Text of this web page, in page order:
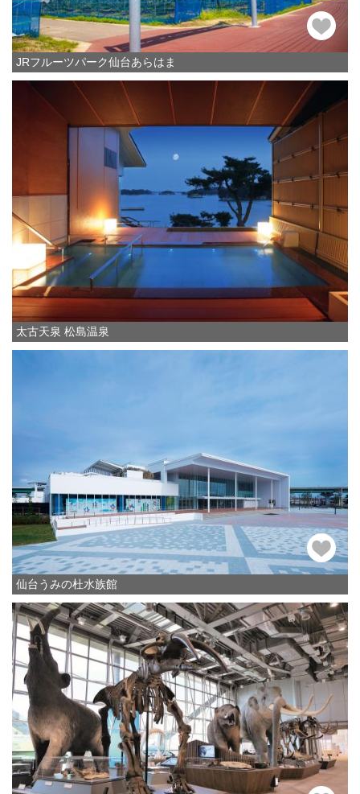
JRフルーツパーク仙台あらはま
太古天泉 松島温泉
仙台うみの杜水族館